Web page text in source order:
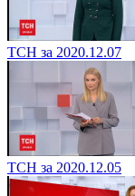
ТСН за 2020.12.07
ТСН за 2020.12.05